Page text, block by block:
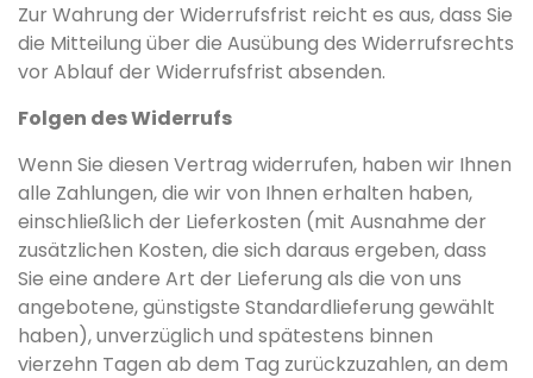
Zur Wahrung der Widerrufsfrist reicht es aus, dass Sie
die Mitteilung über die Ausübung des Widerrufsrechts
vor Ablauf der Widerrufsfrist absenden.
Folgen des Widerrufs
Wenn Sie diesen Vertrag widerrufen, haben wir Ihnen
alle Zahlungen, die wir von Ihnen erhalten haben,
einschließlich der Lieferkosten (mit Ausnahme der
zusätzlichen Kosten, die sich daraus ergeben, dass
Sie eine andere Art der Lieferung als die von uns
angebotene, günstigste Standardlieferung gewählt
haben), unverzüglich und spätestens binnen
vierzehn Tagen ab dem Tag zurückzuzahlen, an dem